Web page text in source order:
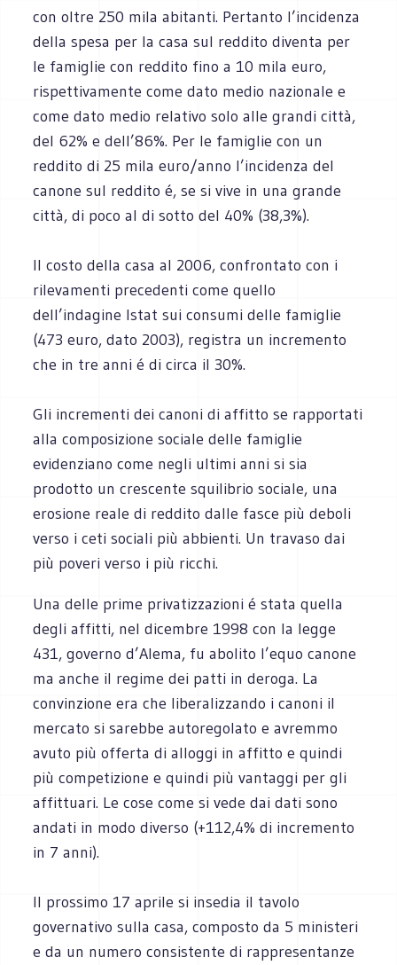
con oltre 250 mila abitanti. Pertanto l’incidenza
della spesa per la casa sul reddito diventa per
le famiglie con reddito fino a 10 mila euro,
rispettivamente come dato medio nazionale e
come dato medio relativo solo alle grandi città,
del 62% e dell’86%. Per le famiglie con un
reddito di 25 mila euro/anno l’incidenza del
canone sul reddito é, se si vive in una grande
città, di poco al di sotto del 40% (38,3%).
Il costo della casa al 2006, confrontato con i
rilevamenti precedenti come quello
dell’indagine Istat sui consumi delle famiglie
(473 euro, dato 2003), registra un incremento
che in tre anni é di circa il 30%.
Gli incrementi dei canoni di affitto se rapportati
alla composizione sociale delle famiglie
evidenziano come negli ultimi anni si sia
prodotto un crescente squilibrio sociale, una
erosione reale di reddito dalle fasce più deboli
verso i ceti sociali più abbienti. Un travaso dai
più poveri verso i più ricchi.
Una delle prime privatizzazioni é stata quella
degli affitti, nel dicembre 1998 con la legge
431, governo d’Alema, fu abolito l’equo canone
ma anche il regime dei patti in deroga. La
convinzione era che liberalizzando i canoni il
mercato si sarebbe autoregolato e avremmo
avuto più offerta di alloggi in affitto e quindi
più competizione e quindi più vantaggi per gli
affittuari. Le cose come si vede dai dati sono
andati in modo diverso (+112,4% di incremento
in 7 anni).
Il prossimo 17 aprile si insedia il tavolo
governativo sulla casa, composto da 5 ministeri
e da un numero consistente di rappresentanze